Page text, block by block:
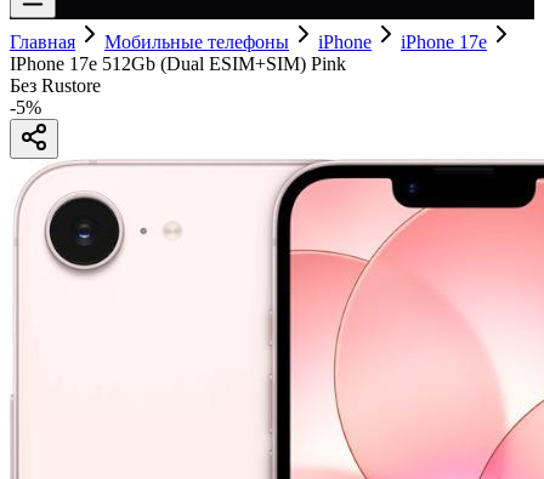
Главная Мобильные телефоны iPhone
iPhone 17e
IPhone 17e 512Gb (Dual ESIM+SIM) Pink
Без Rustore
-5%